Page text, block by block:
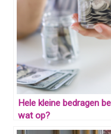
Hele kleine bedragen
wat op?